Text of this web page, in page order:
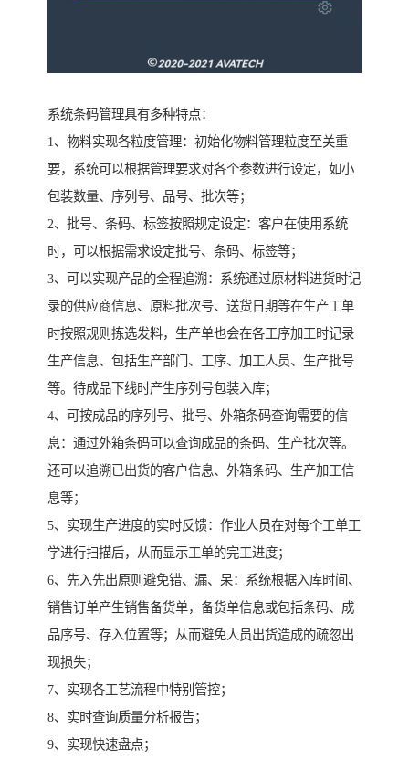
系统条码管理具有多种特点：
1、物料实现各粒度管理：初始化物料管理粒度至关重
要，系统可以根据管理要求对各个参数进行设定，如小
包装数量、序列号、品号、批次等；
2、批号、条码、标签按照规定设定：客户在使用系统
时，可以根据需求设定批号、条码、标签等；
3、可以实现产品的全程追溯：系统通过原材料进货时记
录的供应商信息、原料批次号、送货日期等在生产工单
时按照规则拣选发料，生产单也会在各工序加工时记录
生产信息、包括生产部门、工序、加工人员、生产批号
等。待成品下线时产生序列号包装入库；
4、可按成品的序列号、批号、外箱条码查询需要的信
息：通过外箱条码可以查询成品的条码、生产批次等。
还可以追溯已出货的客户信息、外箱条码、生产加工信
息等；
5、实现生产进度的实时反馈：作业人员在对每个工单工
学进行扫描后，从而显示工单的完工进度；
6、先入先出原则避免错、漏、呆：系统根据入库时间、
销售订单产生销售备货单，备货单信息或包括条码、成
品序号、存入位置等；从而避免人员出货造成的疏忽出
现损失；
7、实现各工艺流程中特别管控；
8、实时查询质量分析报告；
9、实现快速盘点；